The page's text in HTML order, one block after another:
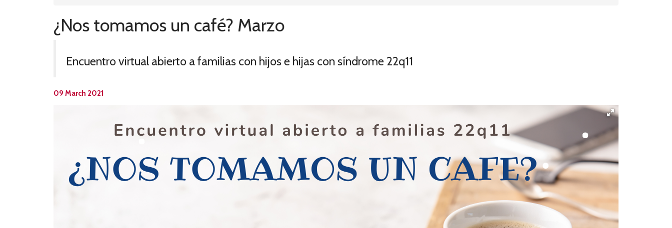
¿Nos tomamos un café? Marzo
Encuentro virtual abierto a familias con hijos e hijas con síndrome 22q11
09 March 2021